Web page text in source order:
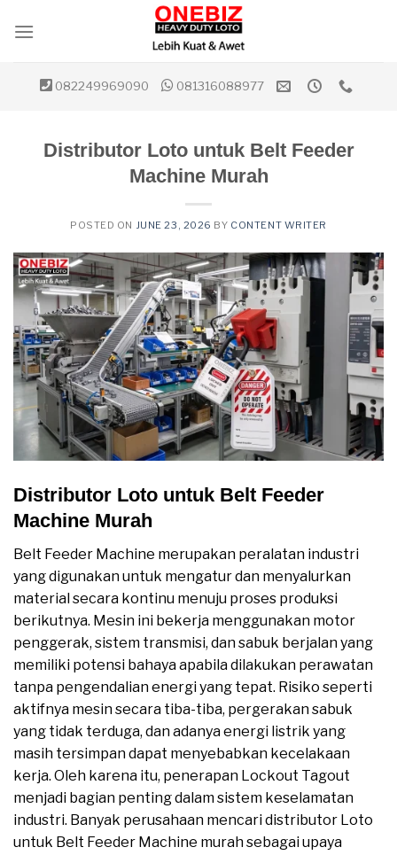
082249969090 081316088977
Distributor Loto untuk Belt Feeder
Machine Murah
POSTED ON JUNE 23, 2026 BY CONTENT WRITER
Distributor Loto untuk Belt Feeder
Machine Murah
Belt Feeder Machine merupakan peralatan industri
yang digunakan untuk mengatur dan menyalurkan
material secara kontinu menuju proses produksi
berikutnya. Mesin ini bekerja menggunakan motor
penggerak, sistem transmisi, dan sabuk berjalan yang
memiliki potensi bahaya apabila dilakukan perawatan
tanpa pengendalian energi yang tepat. Risiko seperti
aktifnya mesin secara tiba-tiba, pergerakan sabuk
yang tidak terduga, dan adanya energi listrik yang
masih tersimpan dapat menyebabkan kecelakaan
kerja. Oleh karena itu, penerapan Lockout Tagout
menjadi bagian penting dalam sistem keselamatan
industri. Banyak perusahaan mencari distributor Loto
untuk Belt Feeder Machine murah sebagai upaya